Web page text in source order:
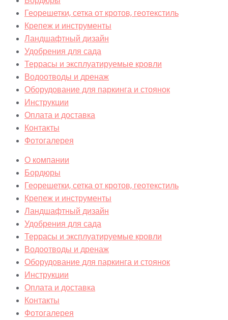
Георешетки, сетка от кротов, геотекстиль
Крепеж и инструменты
Ландшафтный дизайн
Удобрения для сада
Террасы и эксплуатируемые кровли
Водоотводы и дренаж
Оборудование для паркинга и стоянок
Инструкции
Оплата и доставка
Контакты
Фотогалерея
О компании
Бордюры
Георешетки, сетка от кротов, геотекстиль
Крепеж и инструменты
Ландшафтный дизайн
Удобрения для сада
Террасы и эксплуатируемые кровли
Водоотводы и дренаж
Оборудование для паркинга и стоянок
Инструкции
Оплата и доставка
Контакты
Фотогалерея